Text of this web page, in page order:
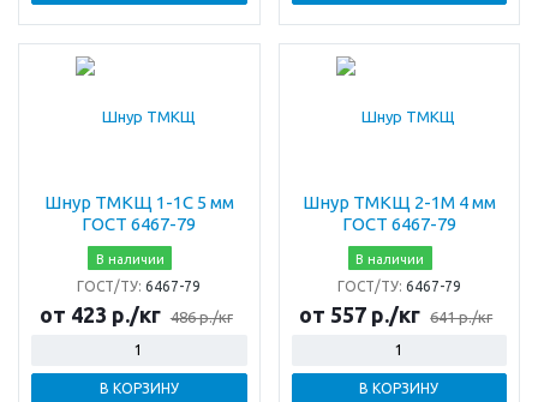
Шнур ТМКЩ 1-1С 5 мм
ГОСТ 6467-79
В наличии
ГОСТ/ТУ:6467-79
от 423 р./кг 486 р./кг
В КОРЗИНУ
Шнур ТМКЩ 2-1М 4 мм
ГОСТ 6467-79
В наличии
ГОСТ/ТУ: 6467-79
от 557 р./кг 641 р./кг
В КОРЗИНУ